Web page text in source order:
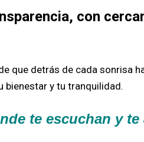
con
que detrás de cada sonrisa
bienestar y tu tranquilidad.
te escuchan y te